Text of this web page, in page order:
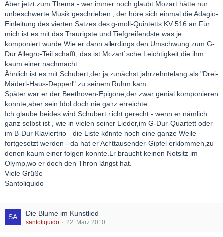
Aber jetzt zum Thema - wer immer noch glaubt Mozart hätte nur
unbeschwerte Musik geschrieben , der höre sich einmal die Adagio-
Einleitung des vierten Satzes des g-moll-Quintetts KV 516 an.Für
mich ist es mit das Traurigste und Tiefgreifendste was je
komponiert wurde.Wie er dann allerdings den Umschwung zum G-
Dur Allegro-Teil schafft, das ist Mozart`sche Leichtigkeit,die ihm
kaum einer nachmacht.
Ähnlich ist es mit Schubert,der ja zunächst jahrzehntelang als "Drei-
Mäderl-Haus-Depperl" zu seinem Ruhm kam.
Später war er der Beethoven-Epigone,der zwar genial komponieren
konnte,aber sein Idol doch nie ganz erreichte.
Ich glaube beides wird Schubert nicht gerecht - wenn er nämlich
ganz selbst ist , wie in vielen seiner Lieder,im G-Dur-Quartett oder
im B-Dur Klaviertrio - die Liste könnte noch eine ganze Weile
fortgesetzt werden - da hat er Achttausender-Gipfel erklommen,zu
denen kaum einer folgen konnte.Er braucht keinen Notsitz im
Olymp,wo er doch den Thron längst hat.
Viele Grüße
Santoliquido
Die Blume im Kunstlied
santoliquido 22. März 2010